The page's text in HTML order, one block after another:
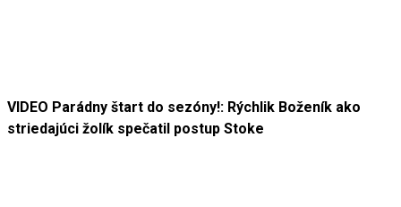
VIDEO Parádny štart do sezóny!: Rýchlik Boženík ako
striedajúci žolík spečatil postup Stoke